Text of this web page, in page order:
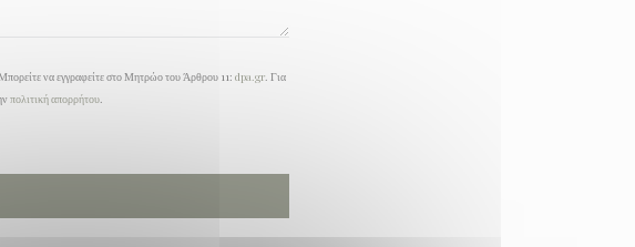
να εγγραφείτε στο Μητρώο του Άρθρου 11: dpa.gr. Για
πολιτική απορρήτου.